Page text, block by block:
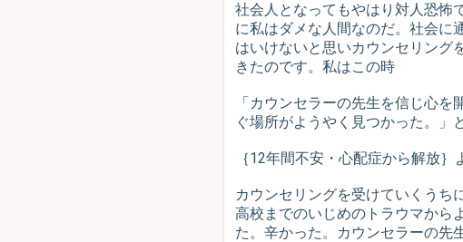
社会人となってもやはり対人恐怖
に私はダメな人間なのだ。社会に
はいけないと思いカウンセリング
きたのです。私はこの時
「カウンセラーの先生を信じ心
ぐ場所がようやく見つかった。」
｛12年間不安・心配症から解放
カウンセリングを受けていくうち
高校までのいじめのトラウマから
た。辛かった。カウンセラーの先